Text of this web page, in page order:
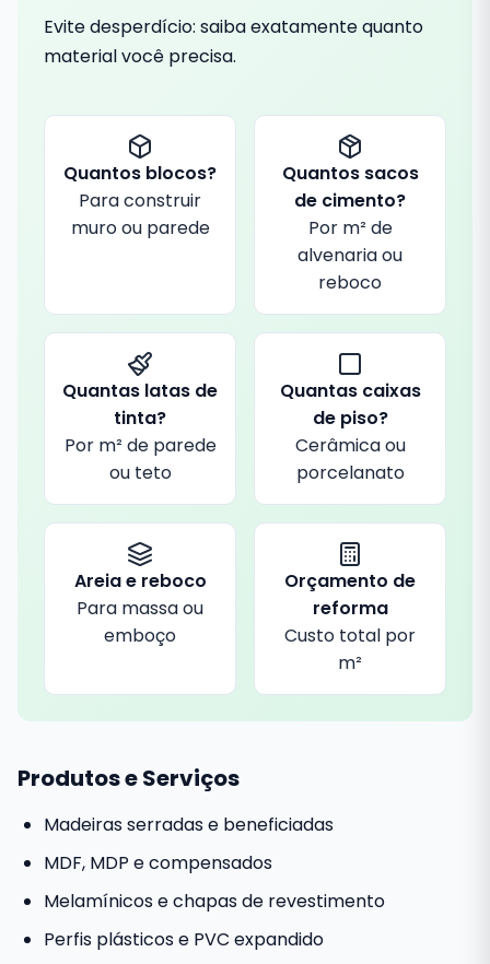
Evite desperdício: saiba exatamente quanto
material você precisa.
Quantos blocos?
Para construir
muro ou parede
Quantos sacos
de cimento?
Por m² de
alvenaria ou
reboco
Quantas latas de
tinta?
Por m² de parede
ou teto
Quantas caixas
de piso?
Cerâmica ou
porcelanato
Areia e reboco
Para massa ou
emboço
Orçamento de
reforma
Custo total por
m²
Produtos e Serviços
Madeiras serradas e beneficiadas
MDF, MDP e compensados
Melamínicos e chapas de revestimento
Perfis plásticos e PVC expandido